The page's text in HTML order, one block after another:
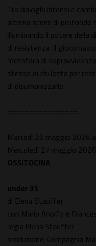
Tra dialoghi intensi e
alterna scene di profondo
illuminando il potere della
di resistenza. Il gioco
metafora di
stesso di chi lotta per
di disumanizzarlo
================
Martedì 26 maggio 2026
Mercoledì 27 maggio
OSSITOCINA
under 35
di Elena Stauffer
con Maria Anolfo e
regia Elena Stauffer
produzione: Compagnia